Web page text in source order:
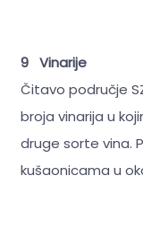
9 Vinarije
Čitavo područje
broja vinarija u
druge sorte vina.
kušaonicama u